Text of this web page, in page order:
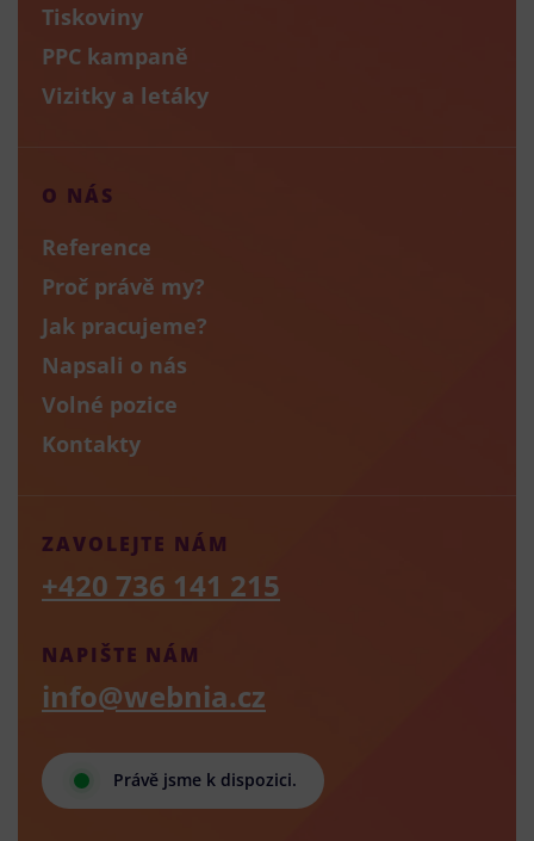
Tiskoviny
PPC kampaně
Vizitky a letáky
O NÁS
Reference
Proč právě my?
Jak pracujeme?
Napsali o nás
Volné pozice
Kontakty
Právě jsme k dispozici.
NAPIŠTE NÁM
info@webnia.cz
ZAVOLEJTE NÁM
+420 736 141 215